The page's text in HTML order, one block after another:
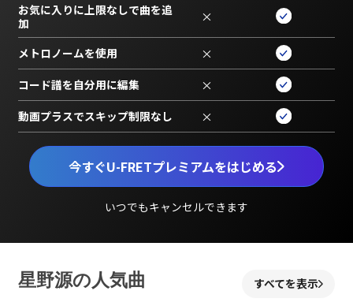
今すぐU-FRETプレミアムをはじめる
いつでもキャンセルできます
お気に入りに上限なしで曲を追
加
×
メトロノームを使用 ×
コード譜を自分用に編集 ×
動画プラスでスキップ制限なし ×
星野源の人気曲 すべてを表示